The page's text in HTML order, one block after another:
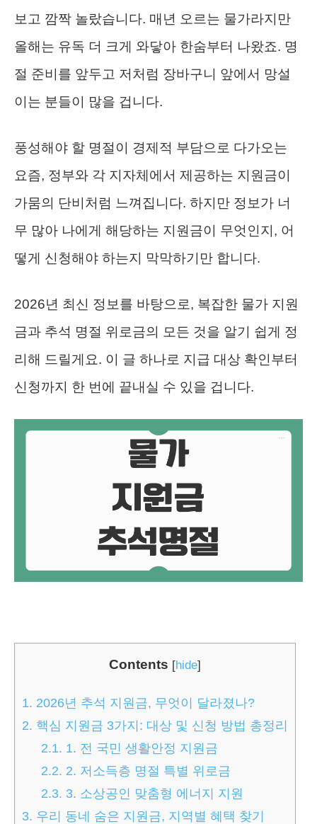
보고 깜짝 놀랐습니다. 매년 오르는 물가라지만
올해는 유독 더 크게 와닿아 한숨부터 나왔죠. 명
절 준비를 앞두고 저처럼 장바구니 앞에서 망설
이는 분들이 많을 겁니다.
풍성해야 할 명절이 경제적 부담으로 다가오는
요즘, 정부와 각 지자체에서 제공하는 지원금이
가뭄의 단비처럼 느껴집니다. 하지만 정보가 너
무 많아 나에게 해당하는 지원금이 무엇인지, 어
떻게 신청해야 하는지 막막하기만 합니다.
2026년 최신 정보를 바탕으로, 복잡한 물가 지원
금과 추석 명절 위로금의 모든 것을 알기 쉽게 정
리해 드릴게요. 이 글 하나로 지급 대상 확인부터
신청까지 한 번에 끝내실 수 있을 겁니다.
Contents [hide]
1. 2026년 추석 지원금, 무엇이 달라졌나?
2. 핵심 지원금 3가지: 대상 및 신청 방법 총정리
2.1. 1. 전 국민 생활안정 지원금
2.2. 2. 저소득층 명절 특별 위로금
2.3. 3. 소상공인 맞춤형 에너지 지원
3. 우리 동네 숨은 지원금, 지역별 혜택 찾기